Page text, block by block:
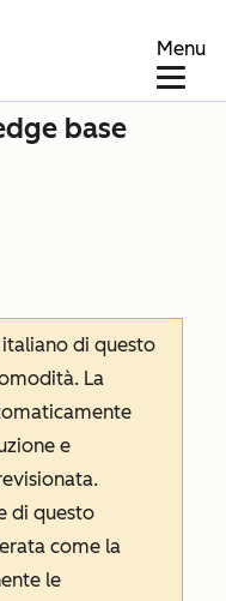
Menu
base
di questo
La
e
di questo
come la
le